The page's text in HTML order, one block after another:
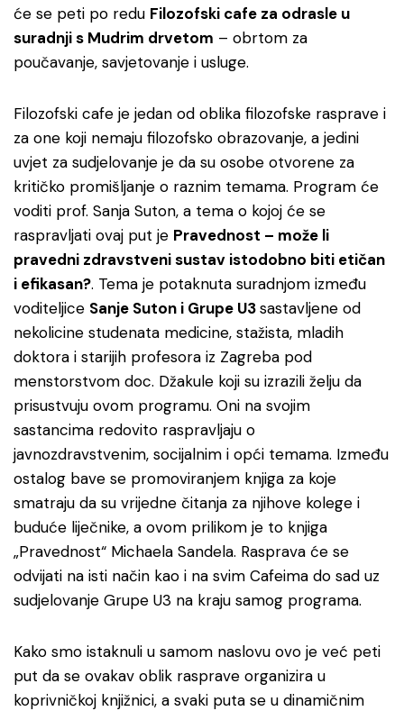
će se peti po redu Filozofski cafe za odrasle u
suradnji s Mudrim drvetom – obrtom za
poučavanje, savjetovanje i usluge.
Filozofski cafe je jedan od oblika filozofske rasprave i
za one koji nemaju filozofsko obrazovanje, a jedini
uvjet za sudjelovanje je da su osobe otvorene za
kritičko promišljanje o raznim temama. Program će
voditi prof. Sanja Suton, a tema o kojoj će se
raspravljati ovaj put je Pravednost – može li
pravedni zdravstveni sustav istodobno biti etičan
i efikasan?. Tema je potaknuta suradnjom između
voditeljice Sanje Suton i Grupe U3sastavljene od
nekolicine studenata medicine, stažista, mladih
doktora i starijih profesora iz Zagreba pod
menstorstvom doc. Džakule koji su izrazili želju da
prisustvuju ovom programu. Oni na svojim
sastancima redovito raspravljaju o
javnozdravstvenim, socijalnim i opći temama. Između
ostalog bave se promoviranjem knjiga za koje
smatraju da su vrijedne čitanja za njihove kolege i
buduće liječnike, a ovom prilikom je to knjiga
„Pravednost“ Michaela Sandela. Rasprava će se
odvijati na isti način kao i na svim Cafeima do sad uz
sudjelovanje Grupe U3 na kraju samog programa.
Kako smo istaknuli u samom naslovu ovo je već peti
put da se ovakav oblik rasprave organizira u
koprivničkoj knjižnici, a svaki puta se u dinamičnim